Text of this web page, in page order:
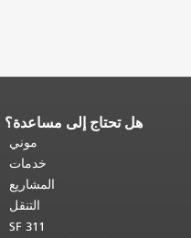
هل تحتاج إلى مساعدة؟
موني
خدمات
المشاريع
التنقل
SF 311